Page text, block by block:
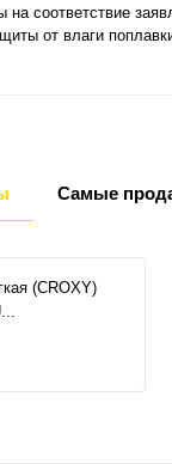
на соответствие
от влаги
Самые
(CROXY)